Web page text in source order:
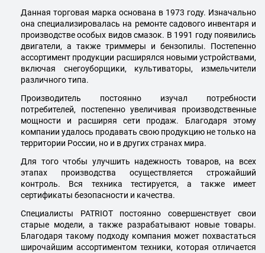
Данная торговая марка основана в 1973 году. Изначально
она специализировалась на ремонте садового инвентаря и
производстве особых видов смазок. В 1991 году появились
двигатели, а также триммеры и бензопилы. Постепенно
ассортимент продукции расширялся новыми устройствами,
включая снегоуборщики, культиваторы, измельчители
различного типа.
Производитель постоянно изучал потребности
потребителей, постепенно увеличивая производственные
мощности и расширяя сети продаж. Благодаря этому
компании удалось продавать свою продукцию не только на
территории России, но и в других странах мира.
Для того чтобы улучшить надежность товаров, на всех
этапах производства осуществляется строжайший
контроль. Вся техника тестируется, а также имеет
сертификаты безопасности и качества.
Специалисты PATRIOT постоянно совершенствует свои
старые модели, а также разрабатывают новые товары.
Благодаря такому подходу компания может похвастаться
широчайшим ассортиментом техники, которая отличается